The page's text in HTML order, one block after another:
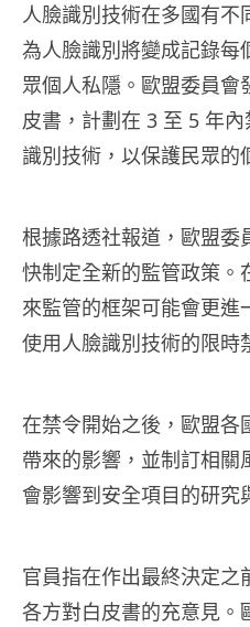
人臉識別技術在多國有
為人臉識別將變成記錄每
眾個人私隱。歐盟委員會
皮書，計劃在 3 至 5 年
識別技術，以保護民眾的
根據路透社報道，歐盟委
快制定全新的監管政策。
來監管的框架可能會更進
使用人臉識別技術的限時
在禁令開始之後，歐盟各
帶來的影響，並制訂相關
會影響到安全項目的研究
官員指在作出最終決定
各方對白皮書的充意見。